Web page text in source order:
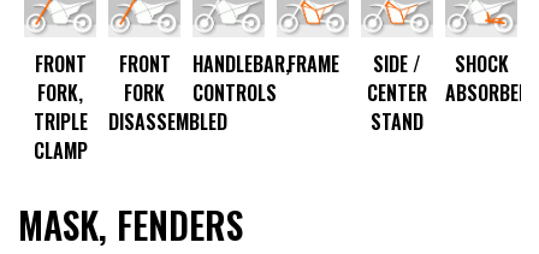
FRONT
FORK,
TRIPLE
CLAMP
FRONT
FORK
DISASSEMBLED
HANDLEBAR,
CONTROLS
FRAME
SIDE /
CENTER
STAND
SHOCK
ABSORBER
MASK, FENDERS